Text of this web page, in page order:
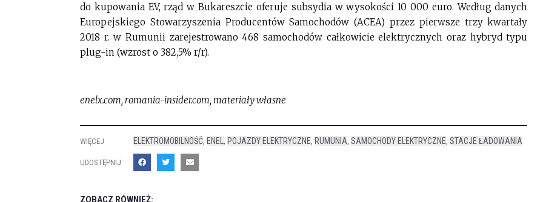
do kupowania EV, rząd w Bukareszcie oferuje subsydia w wysokości 10 000 euro. Według danych
Europejskiego Stowarzyszenia Producentów Samochodów (ACEA) przez pierwsze trzy kwartały
2018 r. w Rumunii zarejestrowano 468 samochodów całkowicie elektrycznych oraz hybryd typu
plug-in (wzrost o 382,5% r/r).
enelx.com, romania-insider.com, materiały własne
WIĘCEJ ELEKTROMOBILNOŚĆ, ENEL , POJAZDY ELEKTRYCZNE, RUMUNIA, SAMOCHODY ELEKTRYCZNE, STACJE ŁADOWANIA
UDOSTĘPNIJ
ZOBACZ RÓWNIEŻ: